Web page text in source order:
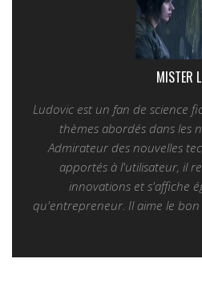
MISTER
Ludovic est un fan de science
thèmes abordés dans les
Admirateur des nouvelles
apportés à l'utilisateur, il
innovations et s'affiche
qu'entrepreneur. Il aime le bon